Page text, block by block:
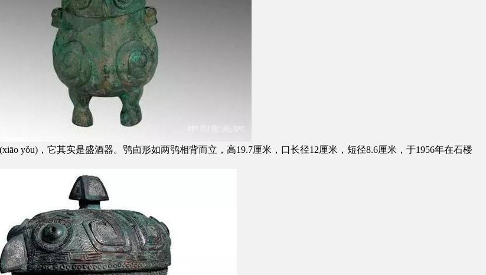
，它其实是盛酒器。鸮卣形如两鸮相背而立，高19.7厘米，口长径12厘米，短径8.6厘米，于1956年在石楼